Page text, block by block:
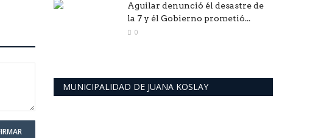
Aguilar denunció él desastre de
la 7 y él Gobierno prometió...
0
MUNICIPALIDAD DE JUANA KOSLAY